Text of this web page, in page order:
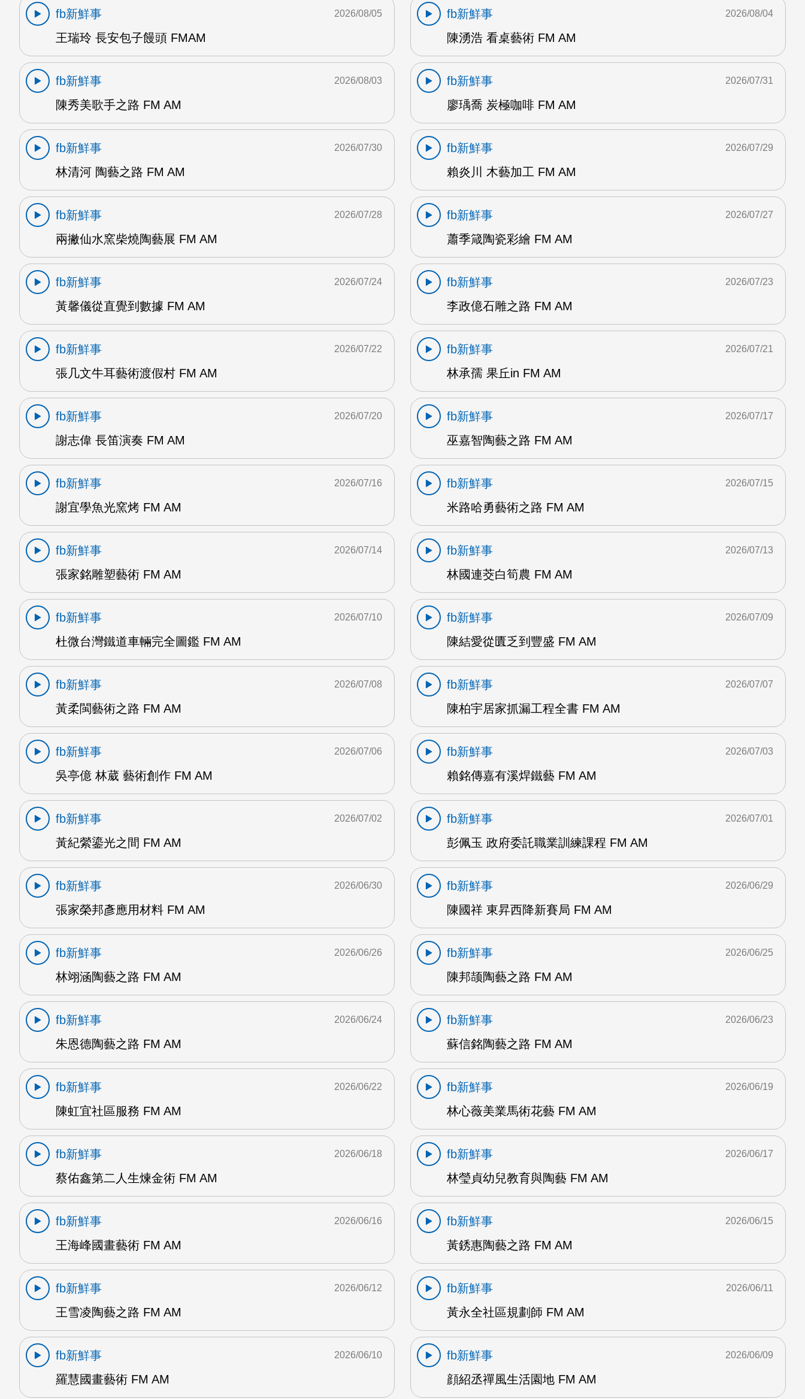
fb新鮮事
王瑞玲 長安包子饅頭 FMAM
2026/08/05
fb新鮮事
陳湧浩 看桌藝術 FM AM
2026/08/04
fb新鮮事
陳秀美歌手之路 FM AM
2026/08/03
fb新鮮事
廖瑀喬 炭極咖啡 FM AM
2026/07/31
fb新鮮事
林清河 陶藝之路 FM AM
2026/07/30
fb新鮮事
賴炎川 木藝加工 FM AM
2026/07/29
fb新鮮事
兩撇仙水窯柴燒陶藝展 FM AM
2026/07/28
fb新鮮事
蕭季箴陶瓷彩繪 FM AM
2026/07/27
fb新鮮事
黃馨儀從直覺到數據 FM AM
2026/07/24
fb新鮮事
李政億石雕之路 FM AM
2026/07/23
fb新鮮事
張几文牛耳藝術渡假村 FM AM
2026/07/22
fb新鮮事
林承孺 果丘in FM AM
2026/07/21
fb新鮮事
謝志偉 長笛演奏 FM AM
2026/07/20
fb新鮮事
巫嘉智陶藝之路 FM AM
2026/07/17
fb新鮮事
謝宜學魚光窯烤 FM AM
2026/07/16
fb新鮮事
米路哈勇藝術之路 FM AM
2026/07/15
fb新鮮事
張家銘雕塑藝術 FM AM
2026/07/14
fb新鮮事
林國連茭白筍農 FM AM
2026/07/13
fb新鮮事
杜微台灣鐵道車輛完全圖鑑 FM AM
2026/07/10
fb新鮮事
陳結愛從匱乏到豐盛 FM AM
2026/07/09
fb新鮮事
黃柔閩藝術之路 FM AM
2026/07/08
fb新鮮事
陳柏宇居家抓漏工程全書 FM AM
2026/07/07
fb新鮮事
吳亭億 林葳 藝術創作 FM AM
2026/07/06
fb新鮮事
賴銘傳嘉有溪焊鐵藝 FM AM
2026/07/03
fb新鮮事
黃紀縈鎏光之間 FM AM
2026/07/02
fb新鮮事
彭佩玉 政府委託職業訓練課程 FM AM
2026/07/01
fb新鮮事
張家榮邦彥應用材料 FM AM
2026/06/30
fb新鮮事
陳國祥 東昇西降新賽局 FM AM
2026/06/29
fb新鮮事
林翊涵陶藝之路 FM AM
2026/06/26
fb新鮮事
陳邦颉陶藝之路 FM AM
2026/06/25
fb新鮮事
朱恩德陶藝之路 FM AM
2026/06/24
fb新鮮事
蘇信銘陶藝之路 FM AM
2026/06/23
fb新鮮事
陳虹宜社區服務 FM AM
2026/06/22
fb新鮮事
林心薇美業馬術花藝 FM AM
2026/06/19
fb新鮮事
蔡佑鑫第二人生煉金術 FM AM
2026/06/18
fb新鮮事
林瑩貞幼兒教育與陶藝 FM AM
2026/06/17
fb新鮮事
王海峰國畫藝術 FM AM
2026/06/16
fb新鮮事
黃銹惠陶藝之路 FM AM
2026/06/15
fb新鮮事
王雪凌陶藝之路 FM AM
2026/06/12
fb新鮮事
黃永全社區規劃師 FM AM
2026/06/11
fb新鮮事
羅慧國畫藝術 FM AM
2026/06/10
fb新鮮事
顔紹丞禪風生活園地 FM AM
2026/06/09